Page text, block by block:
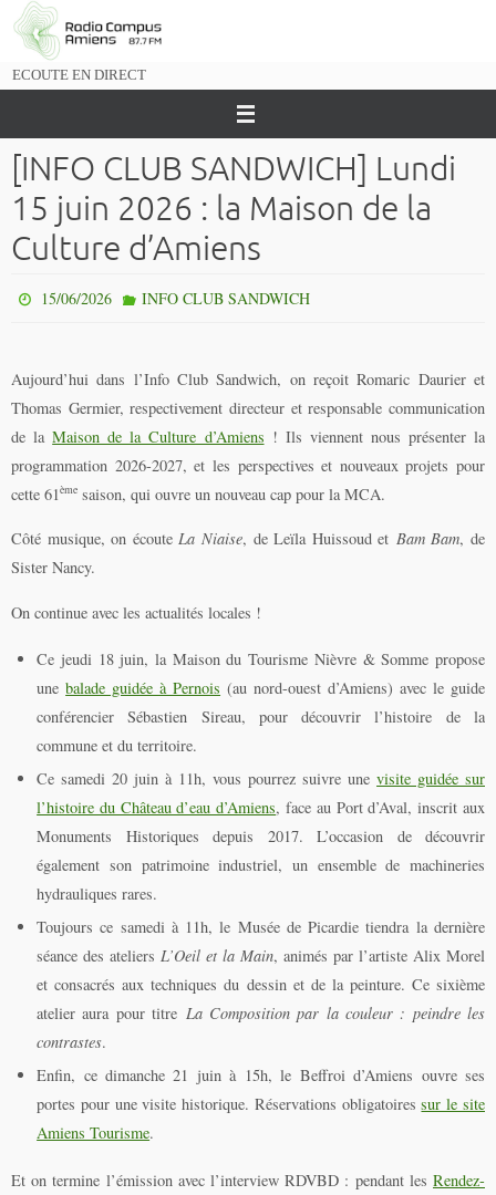
Passer
vers
ECOUTE EN DIRECT
[INFO CLUB SANDWICH] Lundi
15 juin 2026 : la Maison de la
Culture d’Amiens
15/06/2026 INFO CLUB SANDWICH
Aujourd’hui dans l’Info Club Sandwich, on reçoit Romaric Daurier et
Thomas Germier, respectivement directeur et responsable communication
de laMaison de la Culture d’Amiens ! Ils viennent nous présenter la
programmation 2026-2027, et les perspectives et nouveaux projets pour
cette 61ème saison, qui ouvre un nouveau cap pour la MCA.
Côté musique, on écouteLa Niaise, de Leïla Huissoud et Bam Bam, de
Sister Nancy.
On continue avec les actualités locales !
Ce jeudi 18 juin, la Maison du Tourisme Nièvre & Somme propose
unebalade guidée à Pernois (au nord-ouest d’Amiens) avec le guide
conférencier Sébastien Sireau, pour découvrir l’histoire de la
commune et du territoire.
Ce samedi 20 juin à 11h, vous pourrez suivre unevisite guidée sur
l’histoire du Château d’eau d’Amiens, face au Port d’Aval, inscrit aux
Monuments Historiques depuis 2017. L’occasion de découvrir
également son patrimoine industriel, un ensemble de machineries
hydrauliques rares.
Toujours ce samedi à 11h, le Musée de Picardie tiendra la dernière
séance des ateliersL’Oeil et la Main, animés par l’artiste Alix Morel
et consacrés aux techniques du dessin et de la peinture. Ce sixième
atelier aura pour titre La Composition par la couleur : peindre les
contrastes.
Enfin, ce dimanche 21 juin à 15h, le Beffroi d’Amiens ouvre ses
portes pour une visite historique. Réservations obligatoiressur le site
Amiens Tourisme.
Et on termine l’émission avec l’interview RDVBD : pendant les Rendez-